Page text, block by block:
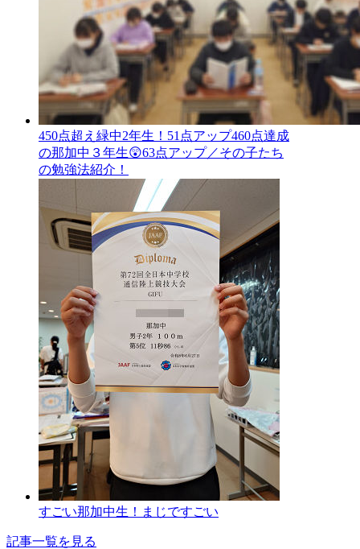
450点超え緑中2年生！51点アップ460点達成
の那加中３年生😲63点アップ／その子たち
の勉強法紹介！
すごい那加中生！まじですごい
記事一覧を見る